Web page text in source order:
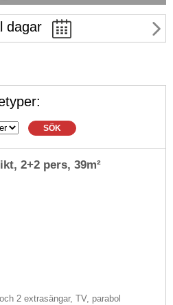
dagar
SÖK
2+2 pers, 39m²
2 extrasängar, TV, parabol